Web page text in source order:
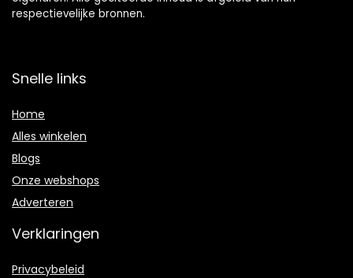
respectievelijke bronnen.
Snelle links
Home
Alles winkelen
Blogs
Onze webshops
Adverteren
Verklaringen
Privacybeleid